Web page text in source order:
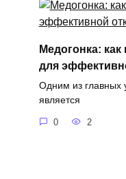
Медогонка:
для
Одним из главных
является
0 2